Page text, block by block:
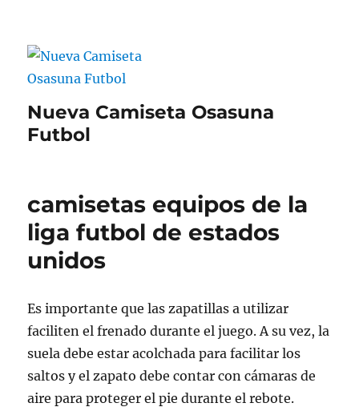
Nueva Camiseta Osasuna
Futbol
camisetas equipos de la
liga futbol de estados
unidos
Es importante que las zapatillas a utilizar
faciliten el frenado durante el juego. A su vez, la
suela debe estar acolchada para facilitar los
saltos y el zapato debe contar con cámaras de
aire para proteger el pie durante el rebote.